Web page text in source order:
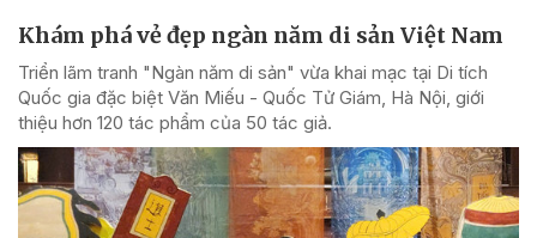
Khám phá vẻ đẹp ngàn năm di sản Việt Nam
Triển lãm tranh "Ngàn năm di sản" vừa khai mạc tại Di tích
Quốc gia đặc biệt Văn Miếu - Quốc Tử Giám, Hà Nội, giới
thiệu hơn 120 tác phẩm của 50 tác giả.